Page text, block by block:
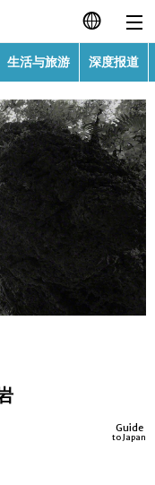
日本語
English
繁體字
Français
Español
العربية
生活与旅游 深度报道
Guide
to Japan